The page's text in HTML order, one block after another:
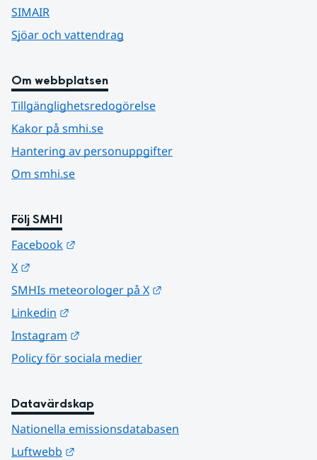
SIMAIR
Sjöar och vattendrag
Om webbplatsen
Tillgänglighetsredogörelse
Kakor på smhi.se
Hantering av personuppgifter
Om smhi.se
Följ SMHI
Facebook
X
SMHIs meteorologer på X
Linkedin
Instagram
Policy för sociala medier
Datavärdskap
Nationella emissionsdatabasen
Luftwebb